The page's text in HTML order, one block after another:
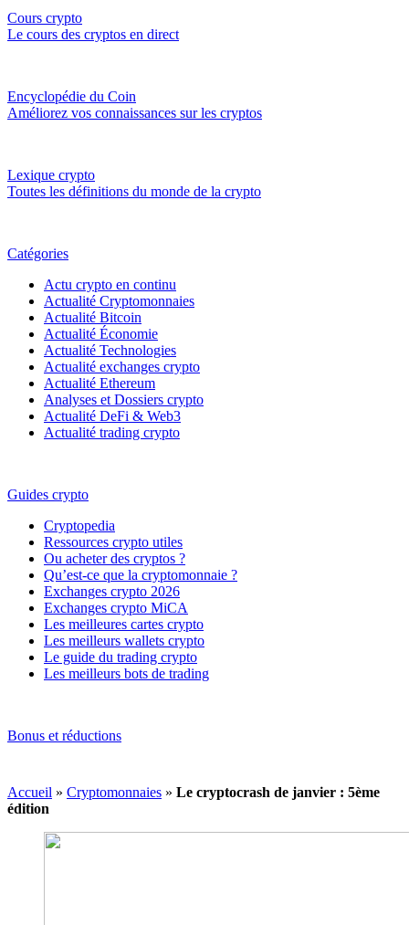
Cours crypto
Le cours des cryptos en direct
Encyclopédie du Coin
Améliorez vos connaissances sur les cryptos
Lexique crypto
Toutes les définitions du monde de la crypto
Catégories
Actu crypto en continu
Actualité Cryptomonnaies
Actualité Bitcoin
Actualité Économie
Actualité Technologies
Actualité exchanges crypto
Actualité Ethereum
Analyses et Dossiers crypto
Actualité DeFi & Web3
Actualité trading crypto
Guides crypto
Cryptopedia
Ressources crypto utiles
Ou acheter des cryptos ?
Qu’est-ce que la cryptomonnaie ?
Exchanges crypto 2026
Exchanges crypto MiCA
Les meilleures cartes crypto
Les meilleurs wallets crypto
Le guide du trading crypto
Les meilleurs bots de trading
Bonus et réductions
Accueil » Cryptomonnaies » Le cryptocrash de janvier : 5ème
édition